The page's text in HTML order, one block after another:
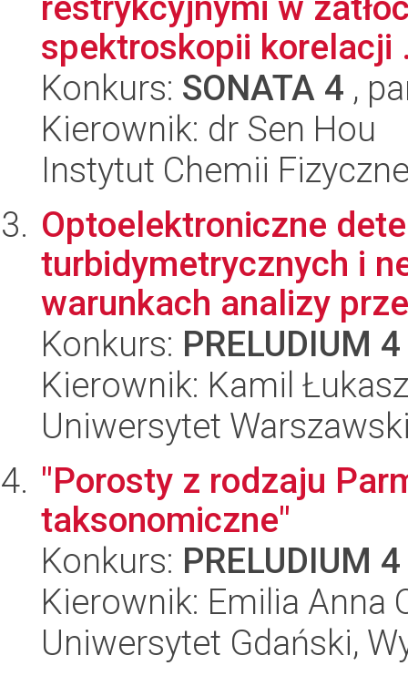
spektroskopii korelacji
Konkurs: SONATA 4 ,
Kierownik: dr Sen Hou
Instytut Chemii
Optoelektroniczne
turbidymetrycznych i
warunkach analizy
Konkurs: PRELUDIUM 4
Kierownik: Kamil
Uniwersytet
"Porosty z rodzaju
taksonomiczne"
Konkurs: PRELUDIUM 4
Kierownik: Emilia Anna
Uniwersytet Gdański,